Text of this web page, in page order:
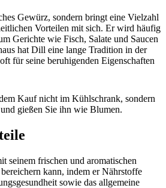
Gewürz, sondern bringt eine Vielzahl
Vorteilen mit sich. Er wird häufig
Gerichte wie Fisch, Salate und Saucen
hat Dill eine lange Tradition in der
für seine beruhigenden Eigenschaften
Kauf nicht im Kühlschrank, sondern
gießen Sie ihn wie Blumen.
seinem frischen und aromatischen
kann, indem er Nährstoffe
sowie das allgemeine